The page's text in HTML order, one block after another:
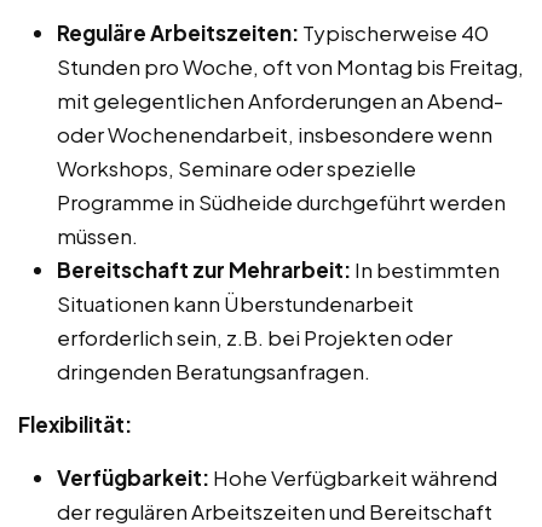
Reguläre Arbeitszeiten: Typischerweise 40
Stunden pro Woche, oft von Montag bis Freitag,
mit gelegentlichen Anforderungen an Abend-
oder Wochenendarbeit, insbesondere wenn
Workshops, Seminare oder spezielle
Programme in Südheide durchgeführt werden
müssen.
Bereitschaft zur Mehrarbeit: In bestimmten
Situationen kann Überstundenarbeit
erforderlich sein, z.B. bei Projekten oder
dringenden Beratungsanfragen.
Flexibilität:
Verfügbarkeit: Hohe Verfügbarkeit während
der regulären Arbeitszeiten und Bereitschaft